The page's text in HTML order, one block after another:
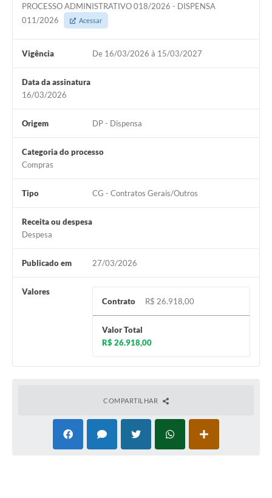
PROCESSO ADMINISTRATIVO 018/2026 - DISPENSA
011/2026
Acessar
Vigência De 16/03/2026 à 15/03/2027
Data da assinatura
16/03/2026
Origem DP - Dispensa
Categoria do processo
Compras
Tipo CG - Contratos Gerais/Outros
Receita ou despesa
Despesa
Publicado em 27/03/2026
Valores
Contrato
R$ 26.918,00
Valor Total
R$ 26.918,00
COMPARTILHAR